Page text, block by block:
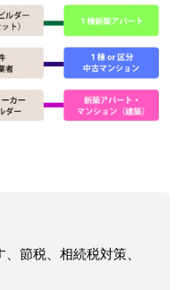
節税、相続税対策、